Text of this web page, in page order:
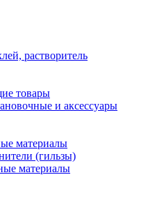
растворитель
товары
и аксессуары
материалы
(гильзы)
материалы